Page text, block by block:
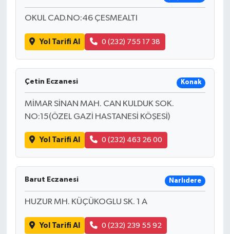
OKUL CAD.NO:46 ÇESMEALTI
Yol Tarifi Al 0 (232) 755 17 38
Çetin Eczanesi Konak
MİMAR SİNAN MAH. CAN KULDUK SOK.
NO:15(ÖZEL GAZİ HASTANESİ KÖŞESİ)
Yol Tarifi Al 0 (232) 463 26 00
Barut Eczanesi Narlıdere
HUZUR MH. KÜÇÜKOGLU SK. 1 A
Yol Tarifi Al 0 (232) 239 55 92